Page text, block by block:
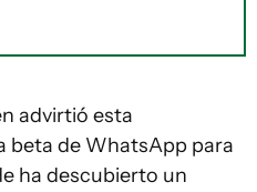
advirtió esta
beta de WhatsApp para
ha descubierto un